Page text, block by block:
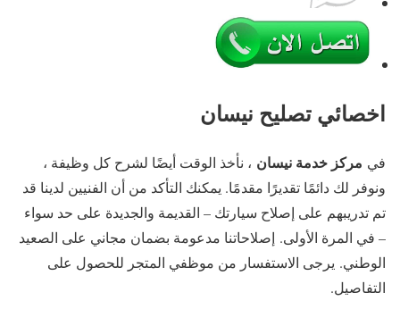
اخصائي تصليح نيسان
في مركز خدمة نيسان ، نأخذ الوقت أيضًا لشرح كل وظيفة ،
ونوفر لك دائمًا تقديرًا مقدمًا. يمكنك التأكد من أن الفنيين لدينا قد
تم تدريبهم على إصلاح سيارتك – القديمة والجديدة على حد سواء
– في المرة الأولى. إصلاحاتنا مدعومة بضمان مجاني على الصعيد
الوطني. يرجى الاستفسار من موظفي المتجر للحصول على
التفاصيل.